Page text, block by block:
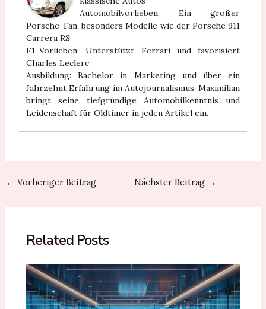
Automobilvorlieben: Ein großer
Porsche-Fan, besonders Modelle wie der Porsche 911
Carrera RS
F1-Vorlieben: Unterstützt Ferrari und favorisiert
Charles Leclerc
Ausbildung: Bachelor in Marketing und über ein
Jahrzehnt Erfahrung im Autojournalismus. Maximilian
bringt seine tiefgründige Automobilkenntnis und
Leidenschaft für Oldtimer in jeden Artikel ein.
Post
← Vorheriger Beitrag Nächster Beitrag →
Related Posts